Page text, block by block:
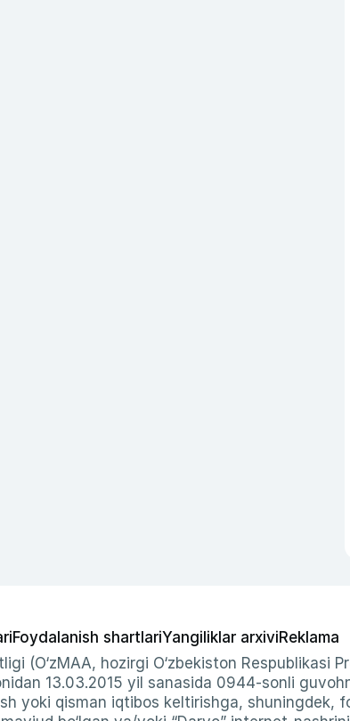
Foydalanish shartlariYangiliklar arxiviReklama
(O‘zMAA, hozirgi O‘zbekiston Respublikasi
13.03.2015 yil sanasida 0944-sonli
yoki qisman iqtibos keltirishga,